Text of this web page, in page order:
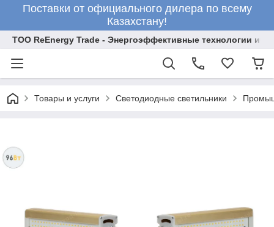
Поставки от официального дилера по всему
Казахстану!
ТОО ReEnergy Trade - Энергоэффективные технологии и
Товары и услуги Светодиодные светильники